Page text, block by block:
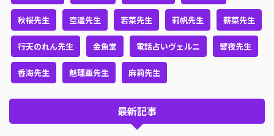
秋桜先生 空遥先生 若菜先生 莉帆先生 薪菜先生
行天のれん先生 金魚堂 電話占いヴェルニ 響夜先生
香海先生 魅理亜先生 麻莉先生
最新記事